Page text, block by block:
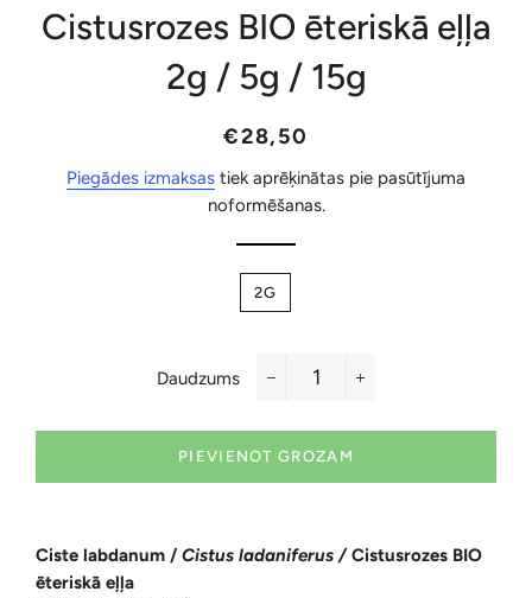
Cistusrozes BIO ēteriskā eļļa
2g / 5g / 15g
Parastā
Akcijas
€28,50
Piegādes izmaksas tiek aprēķinātas pie pasūtījuma
noformēšanas.
2G
Daudzums
PIEVIENOT GROZAM
Ciste labdanum / Cistus ladaniferus /Cistusrozes BIO
ēteriskā eļļa